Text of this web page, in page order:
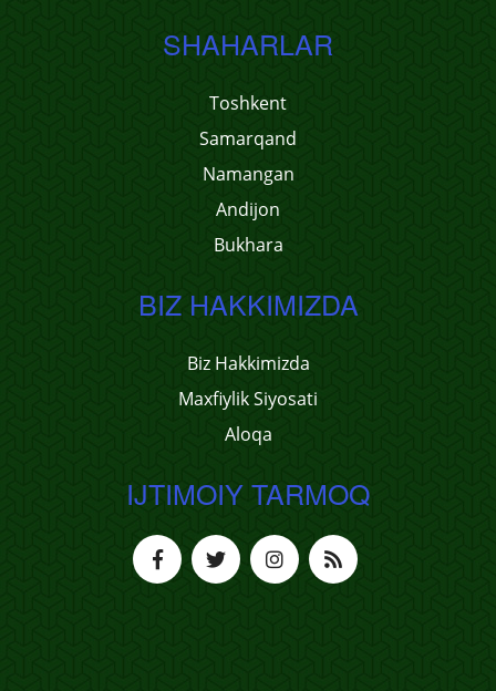
SHAHARLAR
Toshkent
Samarqand
Namangan
Andijon
Bukhara
BIZ HAKKIMIZDA
Biz Hakkimizda
Maxfiylik Siyosati
Aloqa
IJTIMOIY TARMOQ